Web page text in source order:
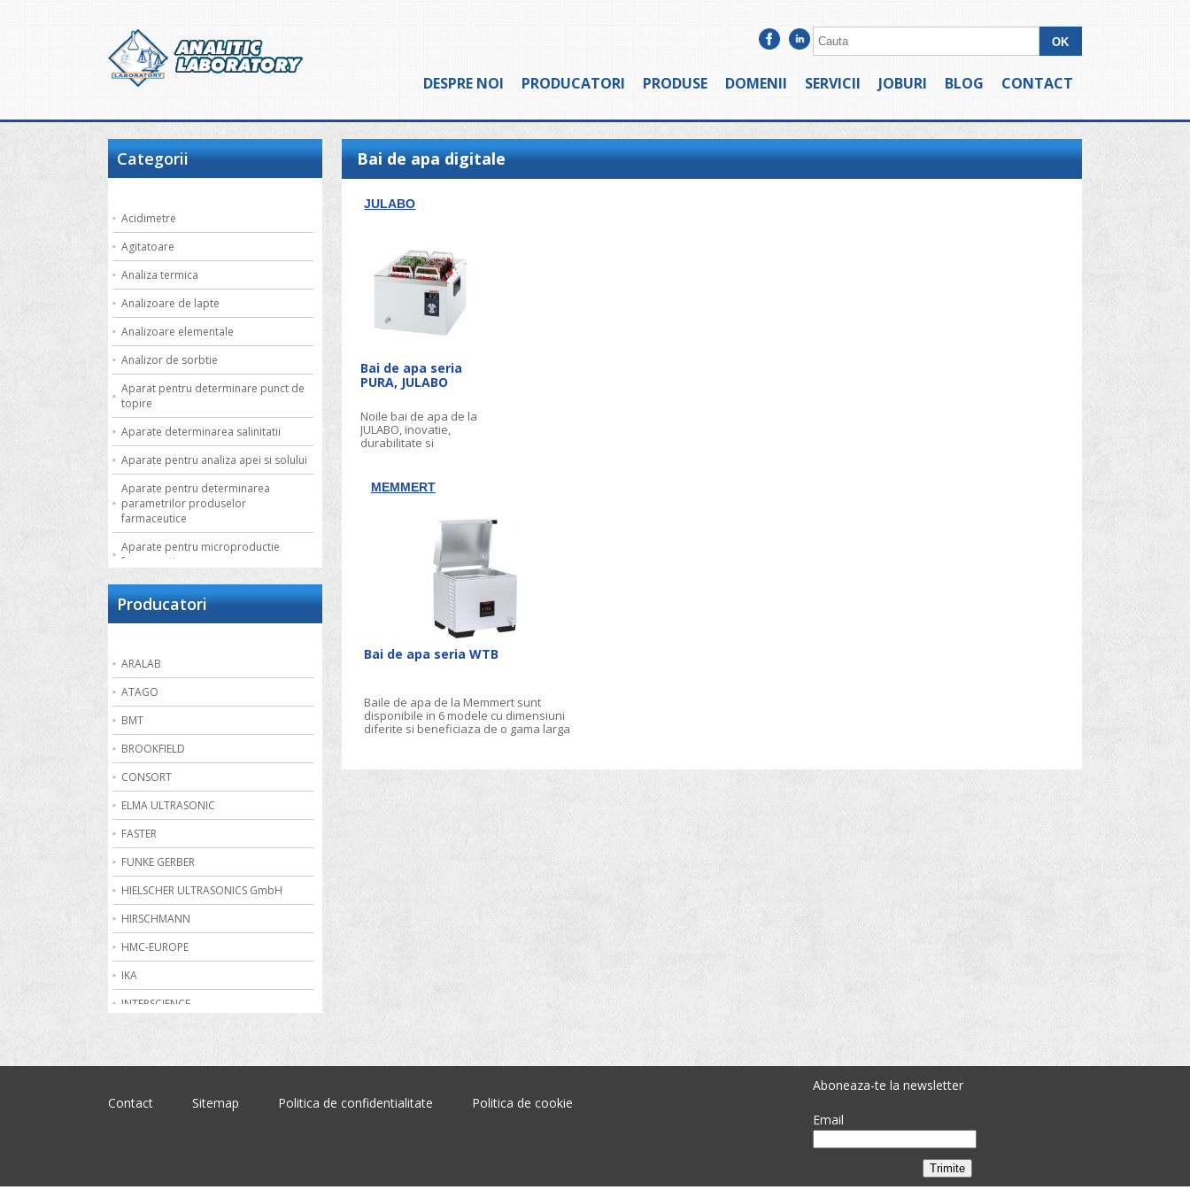
DESPRE NOI PRODUCATORI PRODUSE DOMENII SERVICII JOBURI BLOG CONTACT
Categorii
Acidimetre
Agitatoare
Analiza termica
Analizoare de lapte
Analizoare elementale
Analizor de sorbtie
Aparat pentru determinare punct de
topire
Aparate determinarea salinitatii
Aparate pentru analiza apei si solului
Aparate pentru determinarea
parametrilor produselor
farmaceutice
Aparate pentru microproductie
farmaceutica
Bai termostatate cu circulatie externa
Bai termostatate pentru aplicatii
speciale
Bai ultrasonice
Balante
Becuri de gaz
Bioreactoare
Biurete digitale
Calorimetrie
Camere climatice
Cantare electronice industriale
Centrifuge de laborator
Conductometre
Producatori
ARALAB
ATAGO
BMT
BROOKFIELD
CONSORT
ELMA ULTRASONIC
FASTER
FUNKE GERBER
HIELSCHER ULTRASONICS GmbH
HIRSCHMANN
HMC-EUROPE
IKA
INTERSCIENCE
Bai de apa digitale
JULABO
Bai de apa seria
PURA, JULABO
Noile bai de apa de la
JULABO, inovatie,
durabilitate si
MEMMERT
Bai de apa seria WTB
Baile de apa de la Memmert sunt
disponibile in 6 modele cu dimensiuni
diferite si beneficiaza de o gama larga
unitati de racire Peltier, dispozitiv de
Contact Sitemap Politica de confidentialitate Politica de cookie
Aboneaza-te la newsletter
Email